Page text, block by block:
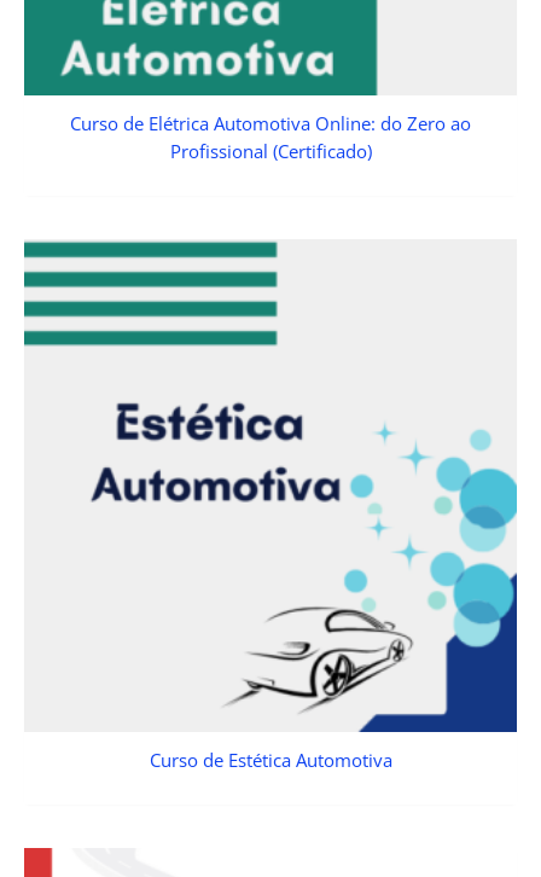
Curso de Elétrica Automotiva Online: do Zero ao
Profissional (Certificado)
Curso de Estética Automotiva